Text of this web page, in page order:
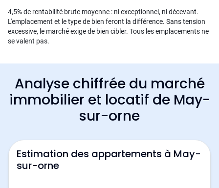
4,5% de rentabilité brute moyenne : ni exceptionnel, ni décevant.
L'emplacement et le type de bien feront la différence. Sans tension
excessive, le marché exige de bien cibler. Tous les emplacements ne
se valent pas.
Analyse chiffrée du marché
immobilier et locatif de May-
sur-orne
Estimation des appartements à May-
sur-orne